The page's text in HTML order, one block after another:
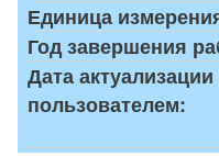
Единица
Год завершения
Дата
пользователем: